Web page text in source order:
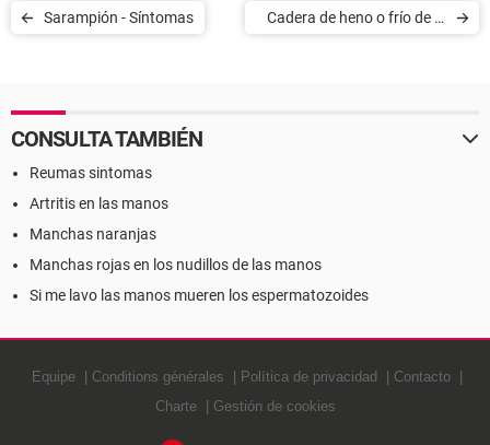
Sarampión - Síntomas
Cadera de heno o frío de la
CONSULTA TAMBIÉN
Reumas sintomas
Artritis en las manos
Manchas naranjas
Manchas rojas en los nudillos de las manos
Si me lavo las manos mueren los espermatozoides
Equipe Conditions générales Política de privacidad
Contacto
Charte
Gestión de cookies